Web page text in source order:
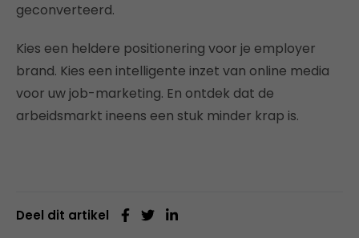
geconverteerd.
Kies een heldere positionering voor je employer
brand. Kies een intelligente inzet van online media
voor uw job-marketing. En ontdek dat de
arbeidsmarkt ineens een stuk minder krap is.
Deel dit artikel